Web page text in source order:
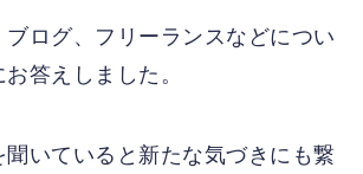
ブログ、フリーランスなどについ
答えしました。
いていると新たな気づきにも繋